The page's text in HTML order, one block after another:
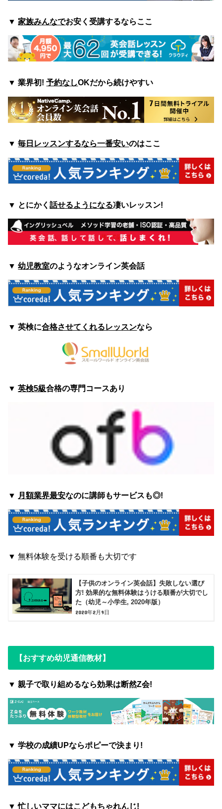
▼ 家族みんなでお安く受講するならここ
▼ 業界初!予約なしOKだから続けやすい
▼毎日レッスンするなら一番安いのはここ
▼ とにかく話せるようになる凄いレッスン!
▼幼児教室のようなオンライン英会話
▼ 英検に合格させてくれるレッスンなら
▼英検5級合格の専門コースあり
▼ 月額業界最安なのに講師もサービスも◎!
▼無料体験を受ける順番も大切です
【子供のオンライン英会話】失敗しない選び
方! 効果的な無料体験はうける順番が大切でし
た（幼児～小学生, 2020年版）
2020年2月9日
【おすすめ幼児通信教材】
▼ 親子で取り組めるなら効果は断然Z会!
▼ 学校の成績UPならポピーで決まり!
▼ 忙しいママにはこどもちゃれんじ!